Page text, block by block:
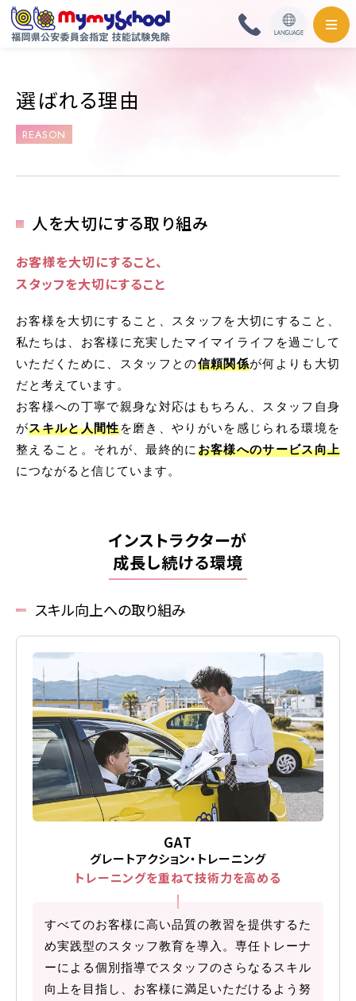
料金・取扱免許
普通自動車
準中型自動車
中型自動車
普通自動車 第二種
受験資格特例教習
ペーパードライバー講習
免許取得までの流れ
お支払方法について
各校紹介
マイマイスクール笹丘
笹丘校ブログ
選ばれる理由
REASON
人を大切にする取り組み
お客様を⼤切にすること、
スタッフを⼤切にすること
お客様を大切にすること、スタッフを大切にすること、
私たちは、お客様に充実したマイマイライフを過ごして
いただくために、 スタッフとの信頼関係が何よりも大切
だと考えています。
お客様への丁寧で親身な対応はもちろん、スタッフ自身
がスキルと人間性を磨き、やりがいを感じられる環境を
整えること。 それが、最終的にお客様へのサービス向上
につながると信じています。
インストラクターが
成長し続ける環境
スキル向上への取り組み
GAT
グレートアクション・トレーニング
トレーニングを重ねて技術力を高める
すべてのお客様に高い品質の教習を提供するた
め実践型のスタッフ教育を導入。専任トレーナ
ーによる個別指導でスタッフのさらなるスキル
向上を目指し、お客様に満足いただけるよう努